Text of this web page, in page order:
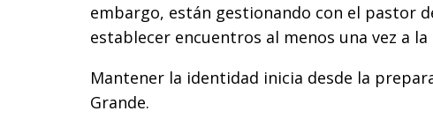
embargo, están gestionando con el pastor
establecer encuentros al menos una vez a
Mantener la identidad inicia desde la
Grande.